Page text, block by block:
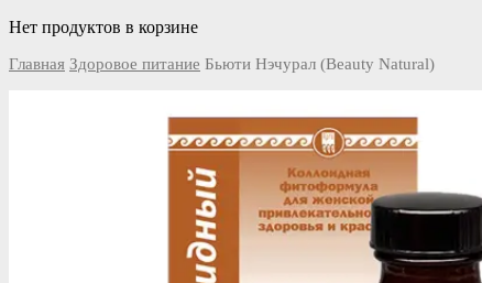
Нет продуктов в корзине
Главная Здоровое питание Бьюти Нэчурал (Beauty Natural)